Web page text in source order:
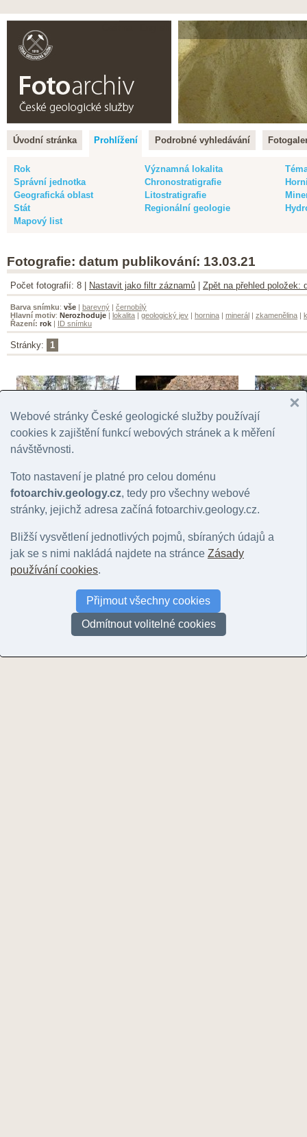
Úvodní stránka Prohlížení Podrobné vyhledávání
Rok Významná lokalita
Správní jednotka
Chronostratigrafie
Geografická oblast
Litostratigrafie
Stát
Regionální geologie
Mapový list
Fotografie: datum publikování: 13.03.21
Počet fotografií: 8 | Nastavit jako filtr záznamů Zpět na přehled položek:
Barva snímku: vše | barevný | černobílý
Hlavní motiv: Nerozhoduje | lokalita | geologický jev | hornina | minerál | zkamenělina |
Řazení: rok | ID snímku
Stránky: 1
© Žáček, Vladimír | 2019 © Žáček, Vladimír | 2019
Uranový důl Kosobody 1
© Žáček, Vladimír | 2020
Uranový důl Kosobody 1
© Žáček, Vladimír | 2020
Webové stránky České geologické služby používají
cookies k zajištění funkcí webových stránek a k měření
návštěvnosti.
Toto nastavení je platné pro celou doménu
fotoarchiv.geology.cz, tedy pro všechny webové
stránky, jejichž adresa začíná fotoarchiv.geology.cz.
Bližší vysvětlení jednotlivých pojmů, sbíraných údajů a
jak se s nimi nakládá najdete na stránce Zásady
používání cookies.
Přijmout všechny cookies
Odmítnout volitelné cookies